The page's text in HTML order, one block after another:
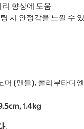
향상에 도움
시 안정감을 느낄 수
머 (맨틀), 폴리부타디
1.4kg
.